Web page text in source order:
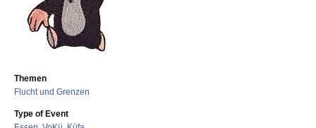
Themen
Flucht und Grenzen
Type of Event